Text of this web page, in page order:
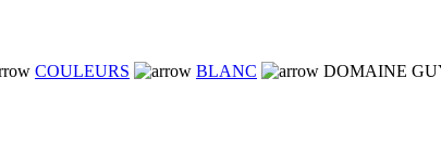
COULEURS BLANC DOMAINE